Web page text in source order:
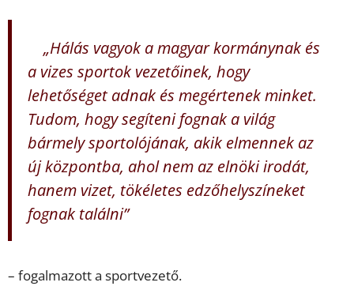
„Hálás vagyok a magyar kormánynak és
a vizes sportok vezetőinek, hogy
lehetőséget adnak és megértenek minket.
Tudom, hogy segíteni fognak a világ
bármely sportolójának, akik elmennek az
új központba, ahol nem az elnöki irodát,
hanem vizet, tökéletes edzőhelyszíneket
fognak találni”
– fogalmazott a sportvezető.